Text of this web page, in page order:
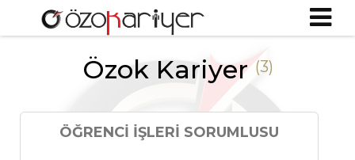
Özok Kariyer(3)
ÖĞRENCI İŞLERI SORUMLUSU